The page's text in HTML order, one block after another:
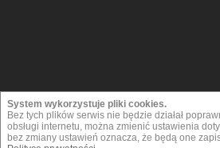
System wykorzystuje pliki cookies.
Bez tych plików serwis nie będzie działał
obsługi internetu, można zmienić ustawienia
bez zmiany ustawień oznacza, że będą one